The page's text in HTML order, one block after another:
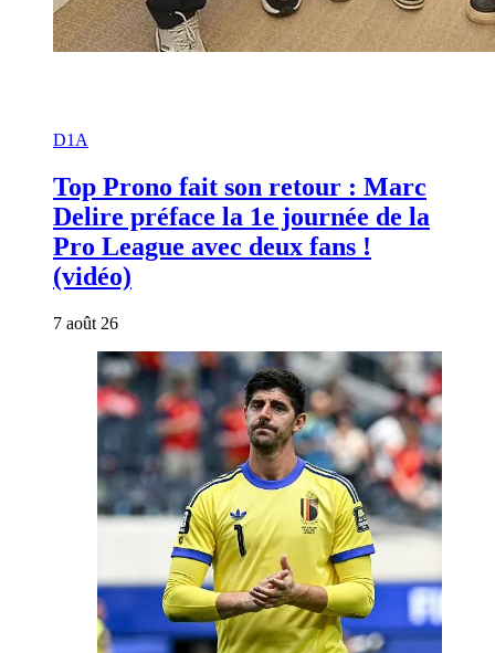
D1A
Top Prono fait son retour : Marc
Delire préface la 1e journée de la
Pro League avec deux fans !
(vidéo)
7 août 26